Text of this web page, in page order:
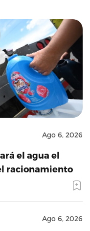
Ago 6, 2026
el agua el
racionamiento
Ago 6, 2026